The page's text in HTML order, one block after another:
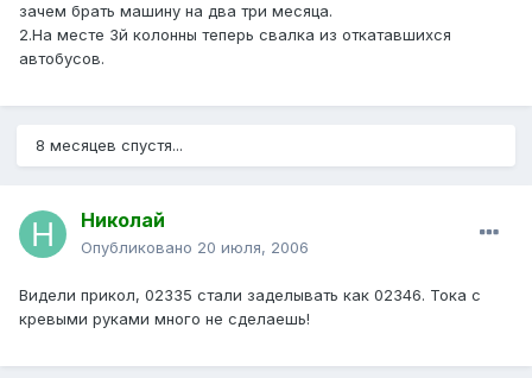
зачем брать машину на два три месяца.
2.На месте 3й колонны теперь свалка из откатавшихся
автобусов.
8 месяцев спустя...
Николай
Опубликовано 20 июля, 2006
Видели прикол, 02335 стали заделывать как 02346. Тока с
кревыми руками много не сделаешь!